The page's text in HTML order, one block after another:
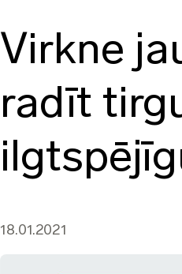
Virkne
radīt
18.01.2021